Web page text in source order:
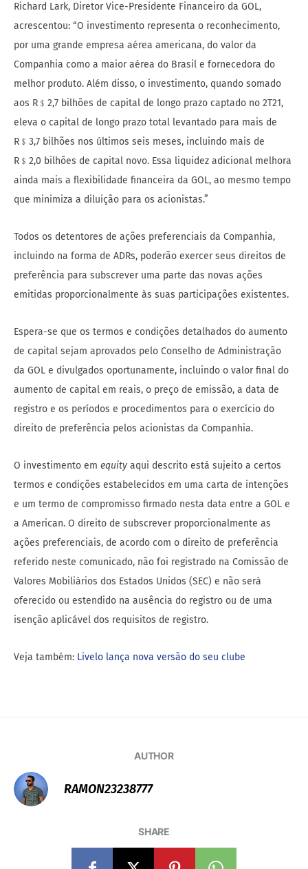
Richard Lark, Diretor Vice-Presidente Financeiro da GOL,
acrescentou: “O investimento representa o reconhecimento,
por uma grande empresa aérea americana, do valor da
Companhia como a maior aérea do Brasil e fornecedora do
melhor produto. Além disso, o investimento, quando somado
aos R﹩2,7 bilhões de capital de longo prazo captado no 2T21,
eleva o capital de longo prazo total levantado para mais de
R﹩3,7 bilhões nos últimos seis meses, incluindo mais de
R﹩2,0 bilhões de capital novo. Essa liquidez adicional melhora
ainda mais a flexibilidade financeira da GOL, ao mesmo tempo
que minimiza a diluição para os acionistas.”
Todos os detentores de ações preferenciais da Companhia,
incluindo na forma de ADRs, poderão exercer seus direitos de
preferência para subscrever uma parte das novas ações
emitidas proporcionalmente às suas participações existentes.
Espera-se que os termos e condições detalhados do aumento
de capital sejam aprovados pelo Conselho de Administração
da GOL e divulgados oportunamente, incluindo o valor final do
aumento de capital em reais, o preço de emissão, a data de
registro e os períodos e procedimentos para o exercício do
direito de preferência pelos acionistas da Companhia.
O investimento em equity aqui descrito está sujeito a certos
termos e condições estabelecidos em uma carta de intenções
e um termo de compromisso firmado nesta data entre a GOL e
a American. O direito de subscrever proporcionalmente as
ações preferenciais, de acordo com o direito de preferência
referido neste comunicado, não foi registrado na Comissão de
Valores Mobiliários dos Estados Unidos (SEC) e não será
oferecido ou estendido na ausência do registro ou de uma
isenção aplicável dos requisitos de registro.
Veja também: Livelo lança nova versão do seu clube
AUTHOR
RAMON23238777
SHARE